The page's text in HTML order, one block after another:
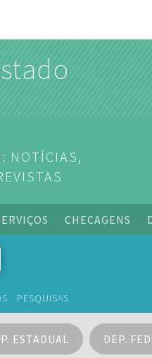
NOTÍCIAS,
CHECAGENS
PESQUISAS
ESTADUAL DEP.